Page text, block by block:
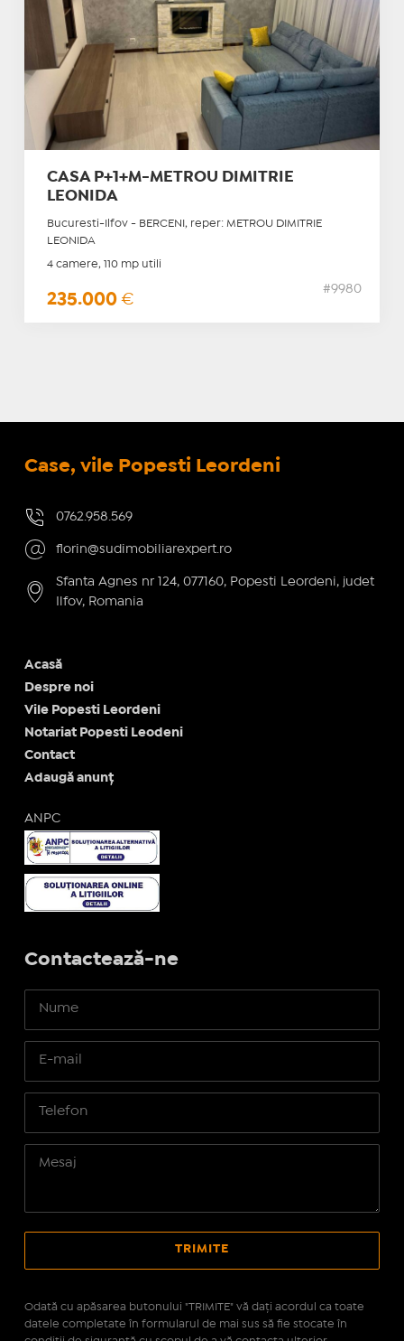
CASA P+1+M-METROU DIMITRIE
LEONIDA
Bucuresti-Ilfov - BERCENI, reper: METROU DIMITRIE
LEONIDA
4 camere, 110 mp utili
235.000 €
#9980
Case, vile Popesti Leordeni
0762.958.569
florin@sudimobiliarexpert.ro
Sfanta Agnes nr 124, 077160, Popesti Leordeni, judet
Ilfov, Romania
Acasă
Despre noi
Vile Popesti Leordeni
Notariat Popesti Leodeni
Contact
Adaugă anunț
ANPC
Contactează-ne
Odată cu apăsarea butonului "TRIMITE" vă daţi acordul ca toate
datele completate în formularul de mai sus să fie stocate în